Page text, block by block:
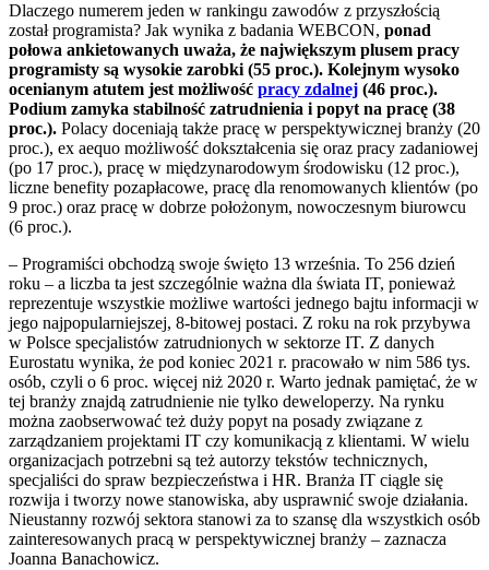
Dlaczego numerem jeden w rankingu zawodów z przyszłością
został programista? Jak wynika z badania WEBCON, ponad
połowa ankietowanych uważa, że największym plusem pracy
programisty są wysokie zarobki (55 proc.). Kolejnym wysoko
ocenianym atutem jest możliwość pracy zdalnej (46 proc.).
Podium zamyka stabilność zatrudnienia i popyt na pracę (38
proc.). Polacy doceniają także pracę w perspektywicznej branży (20
proc.), ex aequo możliwość dokształcenia się oraz pracy zadaniowej
(po 17 proc.), pracę w międzynarodowym środowisku (12 proc.),
liczne benefity pozapłacowe, pracę dla renomowanych klientów (po
9 proc.) oraz pracę w dobrze położonym, nowoczesnym biurowcu
(6 proc.).
– Programiści obchodzą swoje święto 13 września. To 256 dzień
roku – a liczba ta jest szczególnie ważna dla świata IT, ponieważ
reprezentuje wszystkie możliwe wartości jednego bajtu informacji w
jego najpopularniejszej, 8-bitowej postaci. Z roku na rok przybywa
w Polsce specjalistów zatrudnionych w sektorze IT. Z danych
Eurostatu wynika, że pod koniec 2021 r. pracowało w nim 586 tys.
osób, czyli o 6 proc. więcej niż 2020 r. Warto jednak pamiętać, że w
tej branży znajdą zatrudnienie nie tylko deweloperzy. Na rynku
można zaobserwować też duży popyt na posady związane z
zarządzaniem projektami IT czy komunikacją z klientami. W wielu
organizacjach potrzebni są też autorzy tekstów technicznych,
specjaliści do spraw bezpieczeństwa i HR. Branża IT ciągle się
rozwija i tworzy nowe stanowiska, aby usprawnić swoje działania.
Nieustanny rozwój sektora stanowi za to szansę dla wszystkich osób
zainteresowanych pracą w perspektywicznej branży – zaznacza
Joanna Banachowicz.